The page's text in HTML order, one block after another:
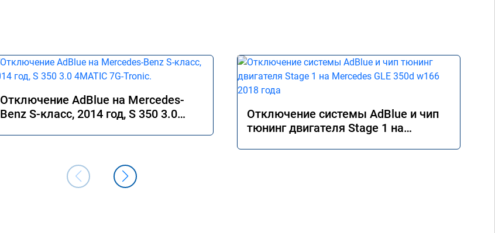
Отключение AdBlue на Mercedes-
Benz S-класс, 2014 год, S 350 3.0
Отключение системы AdBlue и чип
тюнинг двигателя Stage 1 на